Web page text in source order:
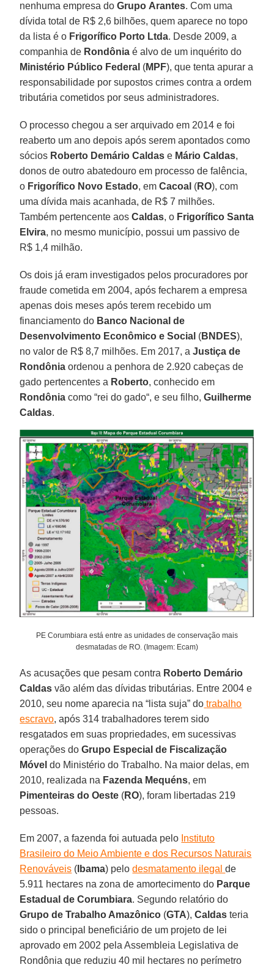
nenhuma empresa doGrupo Arantes. Com uma
dívida total de R$ 2,6 bilhões, quem aparece no topo
da lista é o Frigorífico Porto Ltda. Desde 2009, a
companhia de Rondônia é alvo de um inquérito do
Ministério Público Federal (MPF), que tenta apurar a
responsabilidade por supostos crimes contra a ordem
tributária cometidos por seus administradores.
O processo chegou a ser arquivado em 2014 e foi
reaberto um ano depois após serem apontados como
sócios Roberto Demário Caldas e Mário Caldas,
donos de outro abatedouro em processo de falência,
o Frigorífico Novo Estado, emCacoal (RO), com
uma dívida mais acanhada, de R$ 7 milhões.
Também pertencente aosCaldas, o Frigorífico Santa
Elvira, no mesmo município, possui um passivo de
R$ 1,4 milhão.
Os dois já eram investigados pelos procuradores por
fraude cometida em 2004, após fecharem a empresa
apenas dois meses após terem recebido um
financiamento do Banco Nacional de
Desenvolvimento Econômico e Social (BNDES),
no valor de R$ 8,7 milhões. Em 2017, aJustiça de
Rondônia ordenou a penhora de 2.920 cabeças de
gado pertencentes a Roberto, conhecido em
Rondônia como “rei do gado“, e seu filho,Guilherme
Caldas.
PE Corumbiara está entre as unidades de conservação mais
desmatadas de RO. (Imagem: Ecam)
As acusações que pesam contra Roberto Demário
Caldas vão além das dívidas tributárias. Entre 2004 e
2010, seu nome aparecia na “lista suja” do trabalho
escravo, após 314 trabalhadores terem sido
resgatados em suas propriedades, em sucessivas
operações do Grupo Especial de Fiscalização
Móvel do Ministério do Trabalho. Na maior delas, em
2010, realizada na Fazenda Mequéns, em
Pimenteiras do Oeste (RO), foram libertadas 219
pessoas.
Em 2007, a fazenda foi autuada pelo Instituto
Brasileiro do Meio Ambiente e dos Recursos Naturais
Renováveis ( Ibama) pelodesmatamento ilegalde
5.911 hectares na zona de amortecimento do Parque
Estadual de Corumbiara. Segundo relatório do
Grupo de Trabalho Amazônico (GTA),Caldas teria
sido o principal beneficiário de um projeto de lei
aprovado em 2002 pela Assembleia Legislativa de
Rondônia que reduziu 40 mil hectares no perímetro